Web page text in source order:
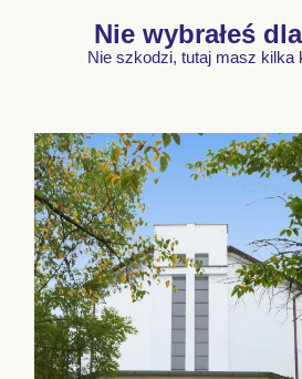
Nie wybrałeś
Nie szkodzi, tutaj masz kilka